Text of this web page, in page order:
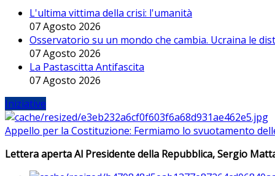
L'ultima vittima della crisi: l'umanità
07 Agosto 2026
Osservatorio su un mondo che cambia. Ucraina le
07 Agosto 2026
La Pastascitta Antifascita
07 Agosto 2026
Iniziative
Appello per la Costituzione: Fermiamo lo svuotamento
Lettera aperta Al Presidente della Repubblica, Sergio